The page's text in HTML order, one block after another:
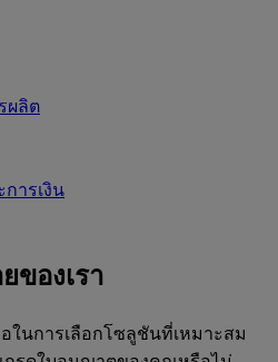
ผลิต
ารเงิน
ของเรา
ในการเลือกโซลูชันที่เหมาะสม